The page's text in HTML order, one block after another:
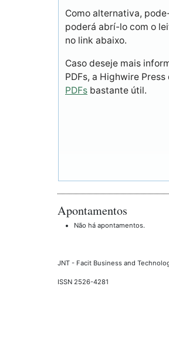
Como alternativa,
poderá abrí-lo com o
no link abaixo.
Caso deseje mais
PDFs, a Highwire
PDFs bastante útil.
Apontamentos
Não há apontamentos.
JNT - Facit Business and
ISSN 2526-4281